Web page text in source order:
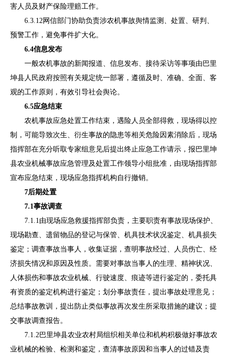
害人员及财产保险理赔工作。
6.3.12网信部门协助负责涉农机事故舆情监测 、 处置、 研判 、
预警工作，避免事件扩大化。
6.4信息发布
一般农机事故的新闻报道、信息发布、接待采访等事项由 巴里
坤县人民政府按照有关规定统一部署，遵循及时、准确、全面、客
观的工作原则， 有效引导社会舆论。
6.5应急结束
农机事故应急处置工作结束，遇险人员全部得救，现场得以控
制，可能导致次生、衍生事故的隐患等相关危险因素消除后，现场
指挥部在充分听取专家组意见后提出终止应急工作请示，报 巴里坤
县农业机械事故应急管理及处置工作领导小组 批准，由现场指挥部
宣布应急结束，现场应急指挥机构自行撤销。
7后期处置
7.1事故调查
7.1.1由现场应急救援指挥部负责，主要职责有事故现场保护、
现场勘查、 遗留物品的登记与保管、机具技术状况鉴定、机具损失
鉴定；调查事故当事人，收集证据，查明事故经过、人员伤亡、经
济损失情况和原因及性质。需要对事故当事人的生理、精神状况、
人体损伤和事故农业机械、行驶速度、痕迹等进行鉴定的，委托具
有资质的鉴定机构进行鉴定；划分事故责任，提出事故处理意见；
总结事故教训，提出防止类似事故再次发生所采取措施的建议；提
交事故调查报告。
7.1.2巴里坤县农业农村局组织相关单位和机构积极做好事故农
业机械的检验、检测和鉴定，查清事故原因和当事人的过错及责